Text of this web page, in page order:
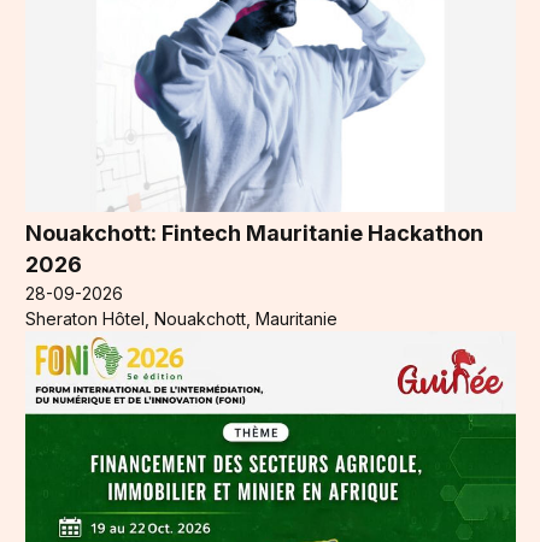
Nouakchott: Fintech Mauritanie Hackathon
2026
28-09-2026
Sheraton Hôtel, Nouakchott, Mauritanie